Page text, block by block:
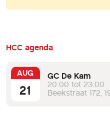
HCC agenda
AUG
21
GC De Kam
20:00 tot 23:00
Beekstraat 172,